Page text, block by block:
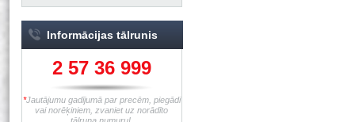
Informācijas tālrunis
2 57 36 999
*Jautājumu gadījumā par precēm, piegādi
vai norēķiniem, zvaniet uz norādīto